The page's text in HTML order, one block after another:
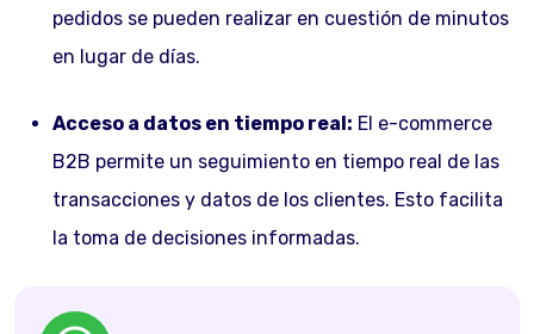
pedidos se pueden realizar en cuestión de minutos
en lugar de días.
Acceso a datos en tiempo real: El e-commerce
B2B permite un seguimiento en tiempo real de las
transacciones y datos de los clientes. Esto facilita
la toma de decisiones informadas.